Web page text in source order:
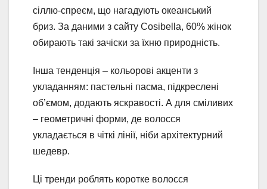
сіллю-спреєм, що нагадують океанський
бриз. За даними з сайту Cosibella, 60% жінок
обирають такі зачіски за їхню природність.
Інша тенденція – кольорові акценти з
укладанням: пастельні пасма, підкреслені
об’ємом, додають яскравості. А для сміливих
– геометричні форми, де волосся
укладається в чіткі лінії, ніби архітектурний
шедевр.
Ці тренди роблять коротке волосся